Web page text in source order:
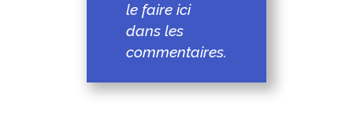
le faire ici
dans les
commentaires.